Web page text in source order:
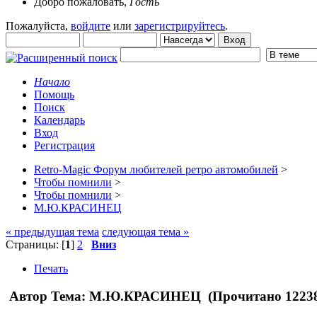
Пожалуйста, войдите или зарегистрируйтесь.
Начало
Помощь
Поиск
Календарь
Вход
Регистрация
Retro-Magic Форум любителей ретро автомобилей >
Чтобы помнили >
Чтобы помнили >
М.Ю.КРАСИНЕЦ
« предыдущая тема следующая тема »
Страницы: [1] 2
Вниз
Печать
Автор Тема: М.Ю.КРАСИНЕЦ (Прочитано